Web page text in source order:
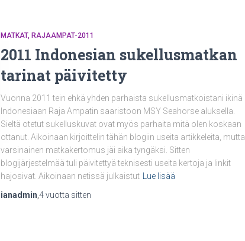
MATKAT RAJAAMPAT-2011
2011 Indonesian sukellusmatkan
tarinat päivitetty
Vuonna 2011 tein ehkä yhden parhaista sukellusmatkoistani ikinä
Indonesiaan Raja Ampatin saaristoon MSY Seahorse aluksella.
Sieltä otetut sukelluskuvat ovat myös parhaita mitä olen koskaan
ottanut. Aikoinaan kirjoittelin tähän blogiin useita artikkeleita, mutta
varsinainen matkakertomus jäi aika tyngäksi. Sitten
blogijärjestelmää tuli päivitettyä teknisesti useita kertoja ja linkit
hajosivat. Aikoinaan netissä julkaistut
Lue lisää
ianadmin 4 vuotta sitten